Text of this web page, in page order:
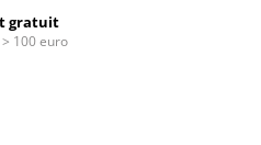
gratuit
100 euro